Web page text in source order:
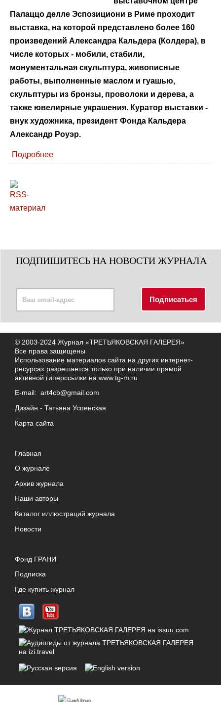
Палаццо делле Эспозициони в Риме проходит
выставка, на которой представлено более 160
произведений Александра Кальдера (Колдера), в
числе которых - мобили, стабили,
монументальная скульптура, живописные
работы, выполненные маслом и гуашью,
скульптуры из бронзы, проволоки и дерева, а
также ювелирные украшения. Куратор выставки -
внук художника, президент Фонда Кальдера
Александр Роуэр.
Подробнее
ПОДПИШИТЕСЬ НА НОВОСТИ ЖУРНАЛА
© 2003-2024 Журнал «ТРЕТЬЯКОВСКАЯ ГАЛЕРЕЯ»
Все права защищены
Использование материалов сайта на других интернет-
ресурсах разрешается только при наличии прямой
активной гиперссылки на www.tg-m.ru
E-mail: art4cb@gmail.com
Дизайн - Татьяна Успенская
Карта сайта
Главная
О журнале
Архив журнала
Наши авторы
Каталог иллюстраций журнала
Новости
Фонд ГРАНИ
Подписка
Где купить журнал